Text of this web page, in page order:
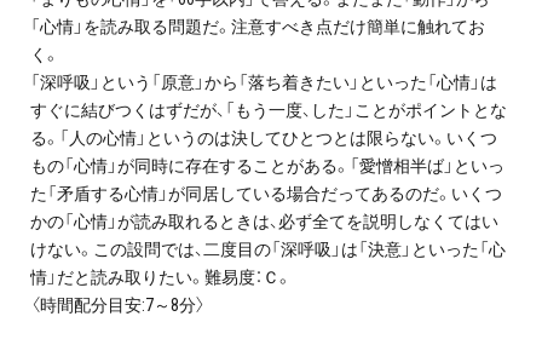
「心情」を読み取る問題だ。注意すべき点だけ簡単に触れてお
く。
「深呼吸」という「原意」から「落ち着きたい」といった「心情」は
すぐに結びつくはずだが、「もう一度、した」ことがポイントとな
る。「人の心情」というのは決してひとつとは限らない。いくつ
もの「心情」が同時に存在することがある。「愛憎相半ば」といっ
た「矛盾する心情」が同居している場合だってあるのだ。いくつ
かの「心情」が読み取れるときは、必ず全てを説明しなくてはい
けない。この設問では、二度目の「深呼吸」は「決意」といった「心
情」だと読み取りたい。難易度：Ｃ。
〈時間配分目安:7～8分〉